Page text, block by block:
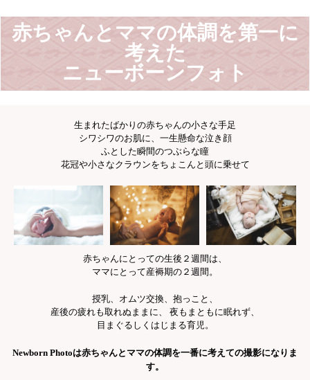
赤ちゃんとママの体調を第一に
考えた
ニューボーンフォト
生まれたばかりの赤ちゃんの小さな手足
シワシワのお肌に、一生懸命な泣き顔
ふとした瞬間のつぶらな瞳
花冠や小さなクラウンをちょこんと頭に乗せて
赤ちゃんにとっての生後２週間は、
ママにとって産褥期の２週間。
授乳、オムツ交換、抱っこと、
産後の疲れも取れぬままに、 夜もまともに眠れず、
目まぐるしくはじまる育児。
Newborn Photoは赤ちゃんとママの体調を一番に考えての撮影になりま
す。